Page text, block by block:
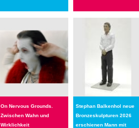
On Nervous Grounds.
Zwischen Wahn und
Wirklichkeit
Stephan Balkenhol neue
Bronzeskulpturen 2026
erschienen Mann mit